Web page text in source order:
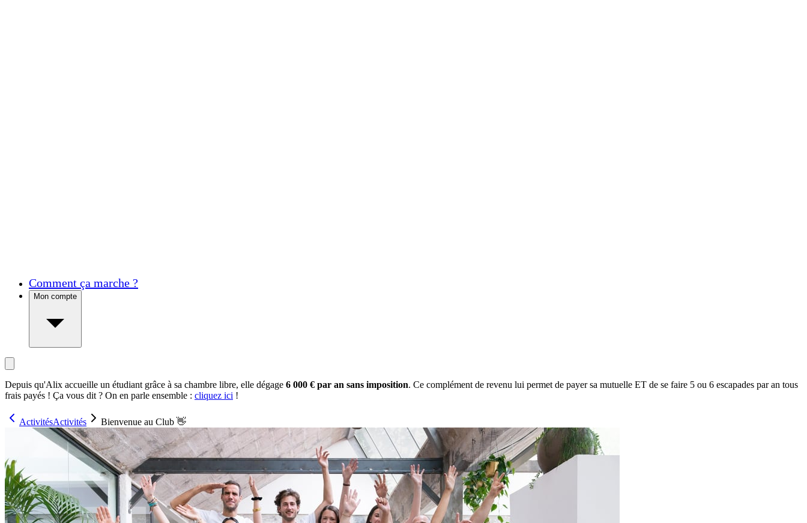
Comment ça marche ?
Mon compte
Depuis qu'Alix accueille un étudiant grâce à sa chambre libre, elle dégage 6 000 € par an sans imposition. Ce complément de revenu lui permet de payer sa mutuelle ET de se faire 5 ou 6 escapades par an tous
frais payés ! Ça vous dit ? On en parle ensemble : cliquez ici !
ActivitésActivités Bienvenue au Club 👋